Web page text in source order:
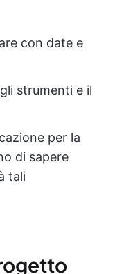
con date e
strumenti e il
per la
di sapere
tali